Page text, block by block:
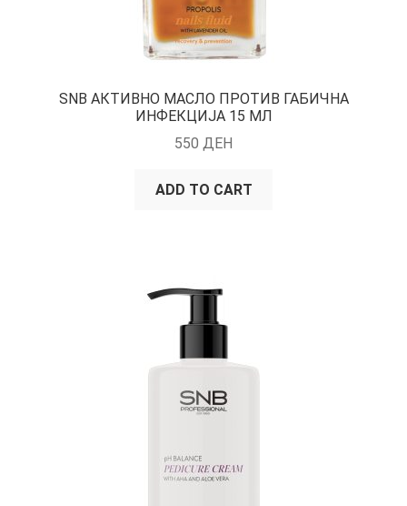
SNB АКТИВНО МАСЛО ПРОТИВ ГАБИЧНА
ИНФЕКЦИЈА 15 МЛ
550 ДЕН
ADD TO CART